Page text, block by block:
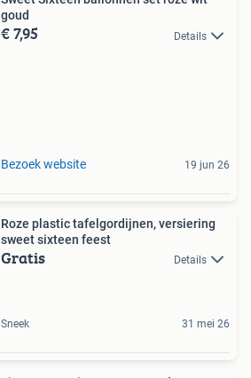
goud
€ 7,95 Details
Bezoek website 19 jun 26
Roze plastic tafelgordijnen, versiering
sweet sixteen feest
Gratis Details
Sneek 31 mei 26